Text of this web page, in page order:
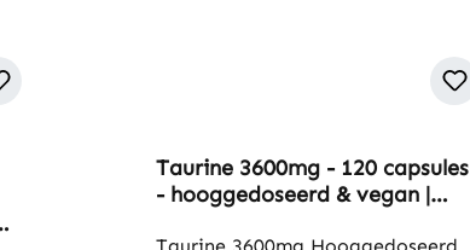
Taurine 3600mg - 120 capsules
- hooggedoseerd & vegan |